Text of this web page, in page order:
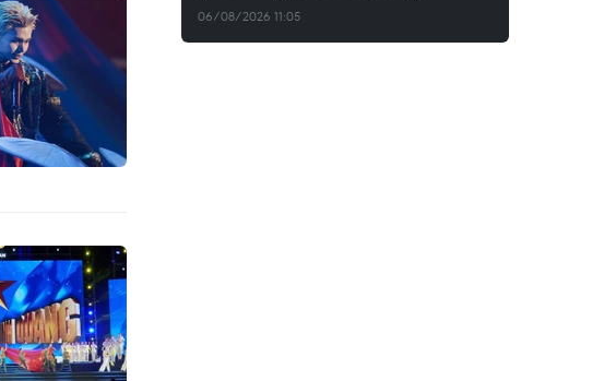
06/08/2026 11:05